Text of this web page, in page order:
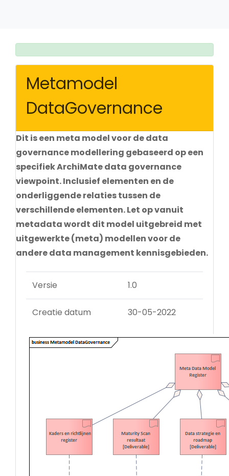
Metamodel
DataGovernance
Dit is een meta model voor de data
governance modellering gebaseerd op een
specifiek ArchiMate data governance
viewpoint. Inclusief elementen en de
onderliggende relaties tussen de
verschillende elementen. Let op vanuit
metadata wordt dit model uitgebreid met
uitgewerkte (meta) modellen voor de
andere data management kennisgebieden.
Versie 1.0
Creatie datum 30-05-2022